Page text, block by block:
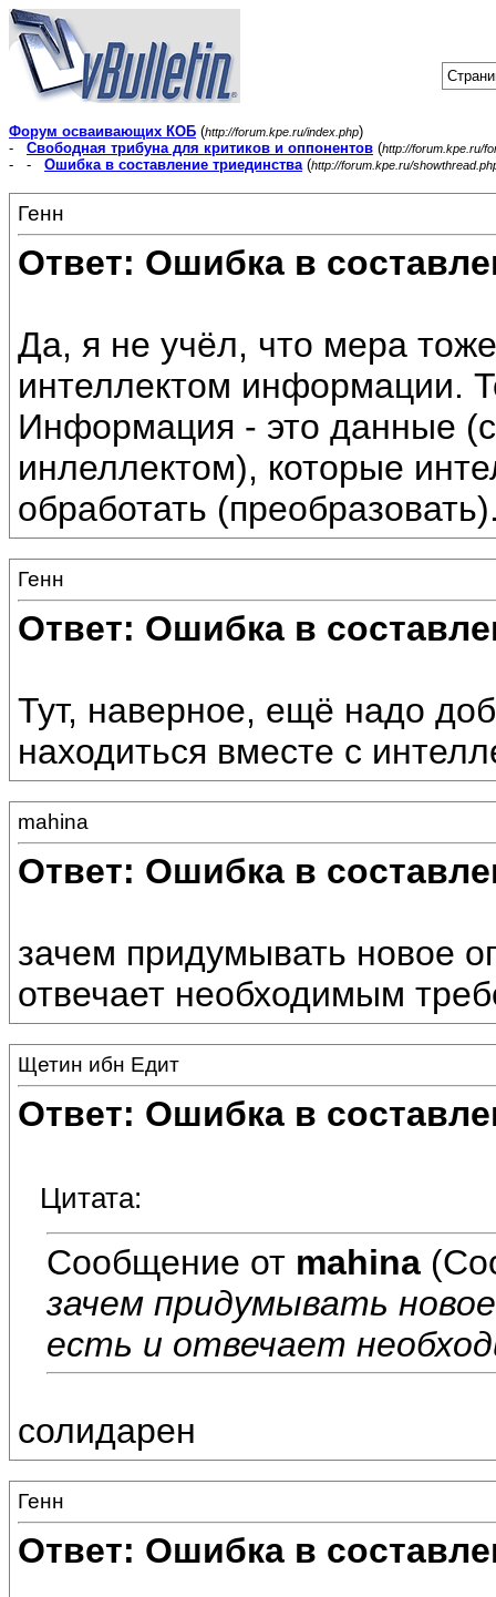
Форум осваивающих КОБ (http://forum.kpe.ru/index.php)
- Свободная трибуна для критиков и оппонентов (http://forum.kpe.ru/
- - Ошибка в составление триединства(http://forum.kpe.ru/
Генн
Ответ: Ошибка в
Да, я не учёл, что мера
интеллектом информации.
Информация - это данные
инлеллектом), которые
обработать
Генн
Ответ: Ошибка в
Тут, наверное, ещё надо
находиться вместе с
mahina
Ответ: Ошибка в
зачем придумывать новое
отвечает необходимым
Щетин ибн Едит
Ответ: Ошибка в
Цитата:
Сообщение от mahina
зачем придумывать
есть и отвечает
солидарен
Генн
Ответ: Ошибка в